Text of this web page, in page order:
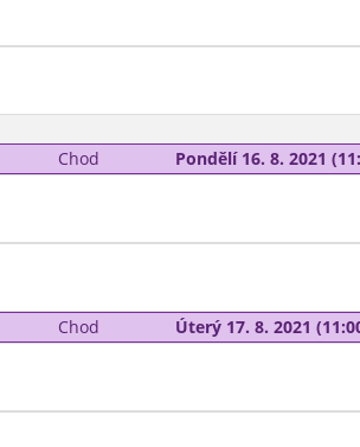
Chod Pondělí 16. 8. 2021
Chod Úterý 17. 8. 2021